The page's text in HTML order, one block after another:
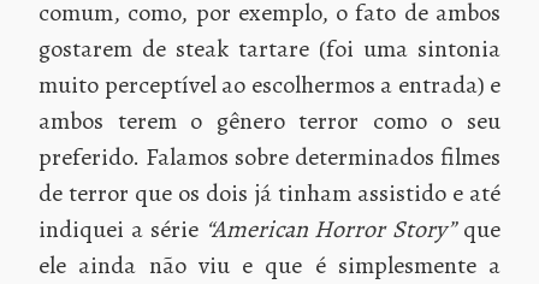
comum, como, por exemplo, o fato de ambos
gostarem de steak tartare (foi uma sintonia
muito perceptível ao escolhermos a entrada) e
ambos terem o gênero terror como o seu
preferido. Falamos sobre determinados filmes
de terror que os dois já tinham assistido e até
indiquei a série “American Horror Story”que
ele ainda não viu e que é simplesmente a